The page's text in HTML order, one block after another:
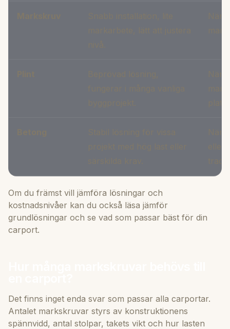
Om du främst vill jämföra lösningar och
kostnadsnivåer kan du också läsa jämför
grundlösningar och se vad som passar bäst för din
carport.
Det finns inget enda svar som passar alla carportar.
Antalet markskruvar styrs av konstruktionens
spännvidd, antal stolpar, takets vikt och hur lasten